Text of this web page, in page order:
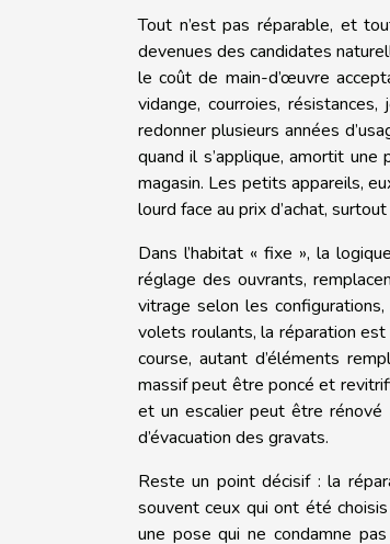
Tout n’est pas réparable, et
devenues des candidates
le coût de main-d’œuvre
vidange, courroies,
redonner plusieurs années
quand il s’applique, amortit
magasin. Les petits appareils,
lourd face au prix d’achat,
Dans l’habitat « fixe », la
réglage des ouvrants,
vitrage selon les
volets roulants, la réparation
course, autant d’éléments
massif peut être poncé et
et un escalier peut être rénové
d’évacuation des gravats.
Reste un point décisif : la
souvent ceux qui ont été
une pose qui ne condamne